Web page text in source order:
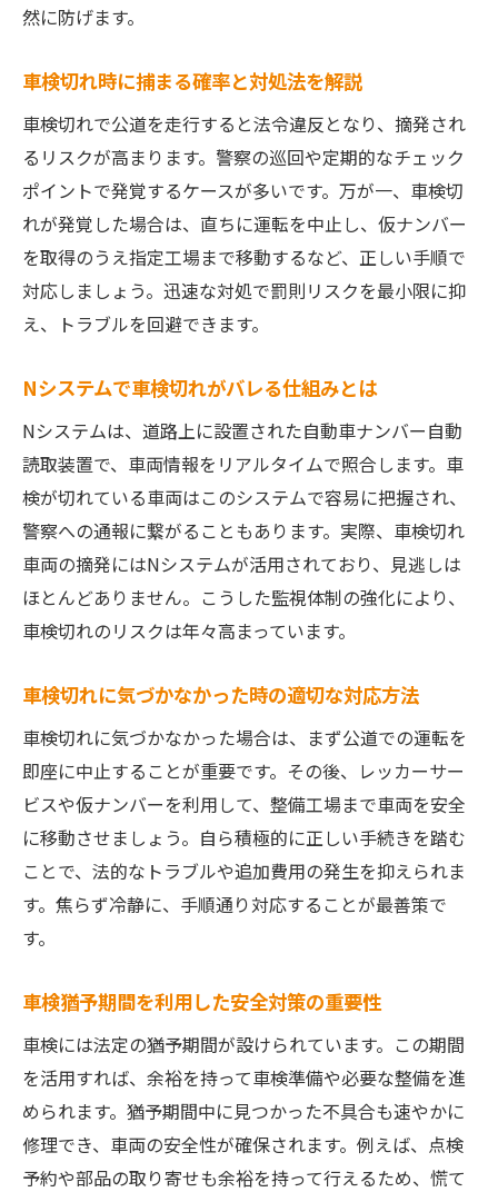
然に防げます。
車検切れ時に捕まる確率と対処法を解説
車検切れで公道を走行すると法令違反となり、摘発され
るリスクが高まります。警察の巡回や定期的なチェック
ポイントで発覚するケースが多いです。万が一、車検切
れが発覚した場合は、直ちに運転を中止し、仮ナンバー
を取得のうえ指定工場まで移動するなど、正しい手順で
対応しましょう。迅速な対処で罰則リスクを最小限に抑
え、トラブルを回避できます。
Nシステムで車検切れがバレる仕組みとは
Nシステムは、道路上に設置された自動車ナンバー自動
読取装置で、車両情報をリアルタイムで照合します。車
検が切れている車両はこのシステムで容易に把握され、
警察への通報に繋がることもあります。実際、車検切れ
車両の摘発にはNシステムが活用されており、見逃しは
ほとんどありません。こうした監視体制の強化により、
車検切れのリスクは年々高まっています。
車検切れに気づかなかった時の適切な対応方法
車検切れに気づかなかった場合は、まず公道での運転を
即座に中止することが重要です。その後、レッカーサー
ビスや仮ナンバーを利用して、整備工場まで車両を安全
に移動させましょう。自ら積極的に正しい手続きを踏む
ことで、法的なトラブルや追加費用の発生を抑えられま
す。焦らず冷静に、手順通り対応することが最善策で
す。
車検猶予期間を利用した安全対策の重要性
車検には法定の猶予期間が設けられています。この期間
を活用すれば、余裕を持って車検準備や必要な整備を進
められます。猶予期間中に見つかった不具合も速やかに
修理でき、車両の安全性が確保されます。例えば、点検
予約や部品の取り寄せも余裕を持って行えるため、慌て